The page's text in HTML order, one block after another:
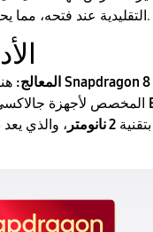
التقليدية عند فتحه، مما يحسن تجربة الكتابة والمشاهدة.
المعالج: Snapdragon
2 نانومتر